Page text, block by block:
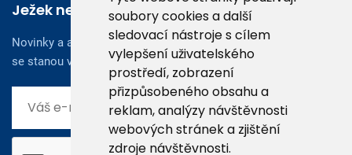
soubory cookies a další
sledovací nástroje s cílem
vylepšení uživatelského
prostředí, zobrazení
přizpůsobeného obsahu a
reklam, analýzy návštěvnosti
webových stránek a zjištění
zdroje návštěvnosti.
Ježek newsletter
Novinky a aktuality z oboru účetnictví, obchodu či legislativy
se stanou vaším dobrým rádcem.